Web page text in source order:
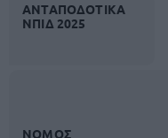
ΑΝΤΑΠΟΔΟΤΙΚΑ
ΝΠΙΔ 2025
ΝΟΜΟΣ